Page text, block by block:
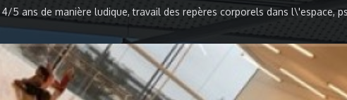
5 ans de manière ludique, travail des repères corporels dans l\'espace,